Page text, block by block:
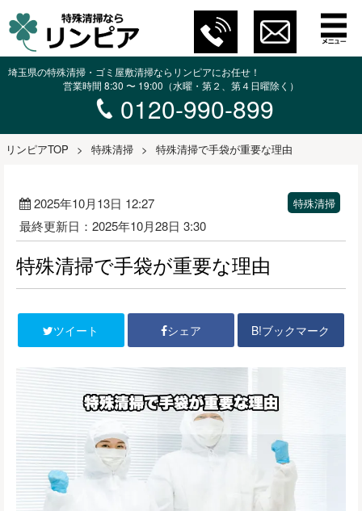
埼玉県の特殊清掃・ゴミ屋敷清掃ならリンピアにお任せ！
営業時間 8:30 〜 19:00（水曜・第２、第４日曜除く）
0120-990-899
リンピアTOP > 特殊清掃 > 特殊清掃で手袋が重要な理由
2025年10月13日 12:27
最終更新日：2025年10月28日 3:30
特殊清掃
特殊清掃で手袋が重要な理由
ツイート シェア B!ブックマーク